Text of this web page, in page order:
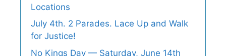
Locations
July 4th. 2 Parades. Lace Up and Walk
for Justice!
No Kings Day — Saturday, June 14th